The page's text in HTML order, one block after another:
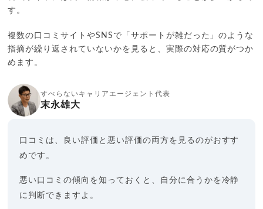
す。
複数の口コミサイトやSNSで「サポートが雑だった」のような
指摘が繰り返されていないかを見ると、実際の対応の質がつか
めます。
すべらないキャリアエージェント代表
末永雄大
口コミは、良い評価と悪い評価の両方を見るのがおすす
めです。
悪い口コミの傾向を知っておくと、自分に合うかを冷静
に判断できますよ。